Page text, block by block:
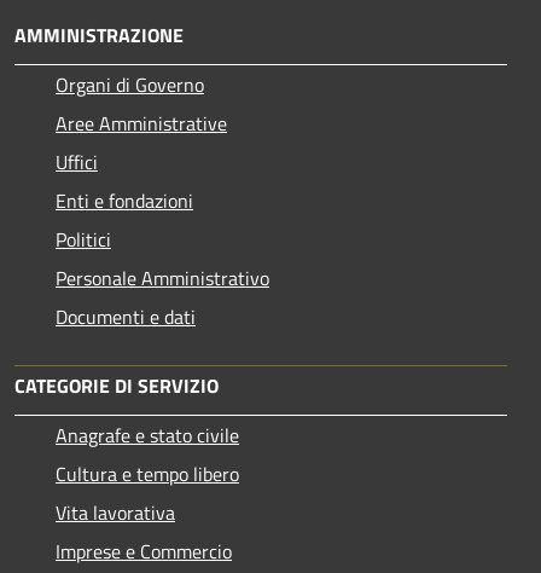
AMMINISTRAZIONE
Organi di Governo
Aree Amministrative
Uffici
Enti e fondazioni
Politici
Personale Amministrativo
Documenti e dati
CATEGORIE DI SERVIZIO
Anagrafe e stato civile
Cultura e tempo libero
Vita lavorativa
Imprese e Commercio